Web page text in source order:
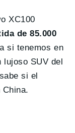
XC100
de 85.000
si tenemos en
lujoso SUV del
si el